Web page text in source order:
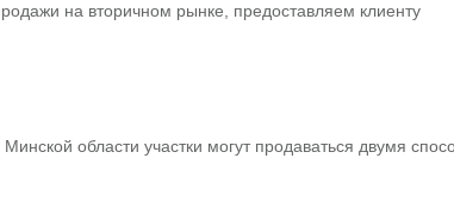
на вторичном рынке, предоставляем клиенту
области участки могут продаваться двумя